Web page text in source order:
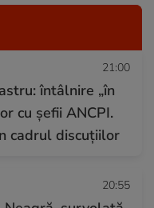
21:00
întâlnire „în
cu șefii ANCPI.
cadrul discuțiilor
20:55